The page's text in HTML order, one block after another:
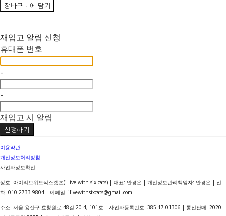
장바구니에 담기
재입고 알림 신청
휴대폰 번호
-
-
재입고 시 알림
신청하기
이용약관
개인정보처리방침
사업자정보확인
상호: 아이리브위드식스캣츠(i live with six cats) | 대표: 안경은 | 개인정보관리책임자: 안경은 | 전
화: 010-2733-9804 | 이메일: ilivewithsixcats@gmail.com
주소: 서울 용산구 효창원로 48길 20-4, 101호 | 사업자등록번호: 385-17-01306 | 통신판매: 2020-